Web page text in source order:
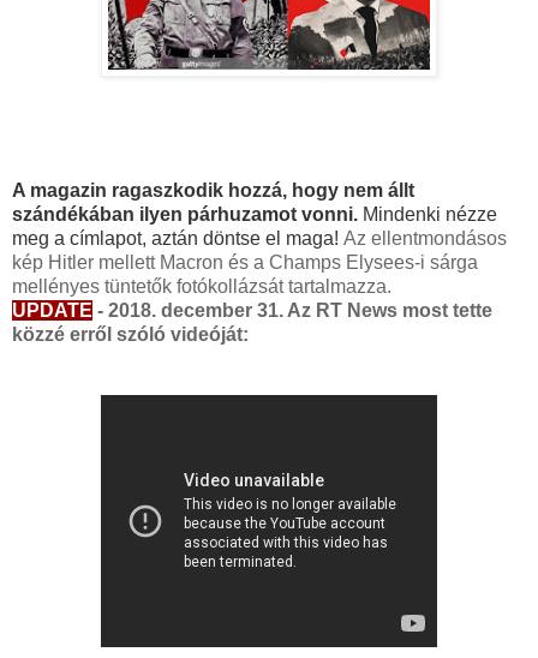
A magazin ragaszkodik hozzá, hogy nem állt
szándékában ilyen párhuzamot vonni. Mindenki nézze
meg a címlapot, aztán döntse el maga! Az ellentmondásos
kép Hitler mellett Macron és a Champs Elysees-i sárga
mellényes tüntetők fotókollázsát tartalmazza.
UPDATE - 2018. december 31. Az RT News most tette
közzé erről szóló videóját: